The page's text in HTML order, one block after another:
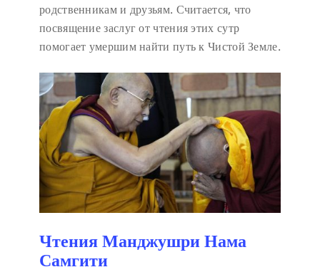
родственникам и друзьям. Считается, что
посвящение заслуг от чтения этих сутр
помогает умершим найти путь к Чистой Земле.
Чтения Манджушри Нама
Самгити